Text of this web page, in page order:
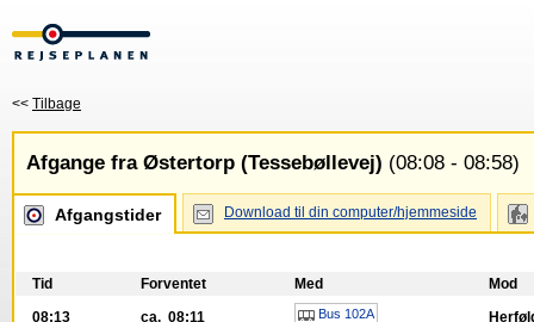
<< Tilbage
Afgange fra Østertorp (Tessebøllevej) (08:08 - 08:58)
Afgangstider Download til din computer/hjemmeside
Tid Forventet Med
Mod
08:13
ca. 08:11 Bus 102A